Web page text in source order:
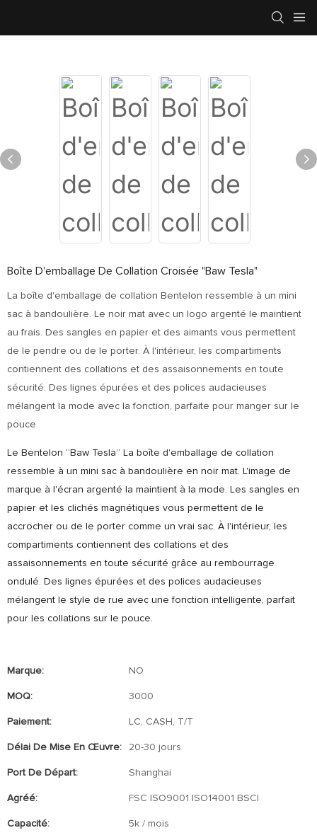
Boîte D'emballage De Collation Croisée "Baw Tesla"
La boîte d'emballage de collation Bentelon ressemble à un mini
sac à bandoulière. Le noir mat avec un logo argenté le maintient
au frais. Des sangles en papier et des aimants vous permettent
de le pendre ou de le porter. À l'intérieur, les compartiments
contiennent des collations et des assaisonnements en toute
sécurité. Des lignes épurées et des polices audacieuses
mélangent la mode avec la fonction, parfaite pour manger sur le
pouce
Le Bentelon “Baw Tesla” La boîte d'emballage de collation
ressemble à un mini sac à bandoulière en noir mat. L'image de
marque à l'écran argenté la maintient à la mode. Les sangles en
papier et les clichés magnétiques vous permettent de le
accrocher ou de le porter comme un vrai sac. À l'intérieur, les
compartiments contiennent des collations et des
assaisonnements en toute sécurité grâce au rembourrage
ondulé. Des lignes épurées et des polices audacieuses
mélangent le style de rue avec une fonction intelligente, parfait
pour les collations sur le pouce.
Marque: NO
MOQ: 3000
Paiement: LC, CASH, T/T
Délai De Mise En Œuvre: 20-30 jours
Port De Départ: Shanghai
Agréé: FSC ISO9001 ISO14001 BSCI
Capacité: 5k / mois